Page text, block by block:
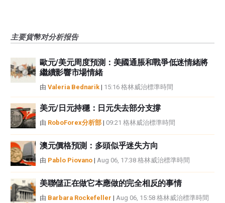
主要貨幣对分析报告
歐元/美元周度預測：美國通脹和戰爭低迷情緒將
繼續影響市場情緒
由 Valeria Bednarik | 15:16 格林威治標準時間
美元/日元持穩：日元失去部分支撐
由 RoboForex分析部 | 09:21 格林威治標準時間
澳元價格預測：多頭似乎迷失方向
由 Pablo Piovano | Aug 06, 17:38 格林威治標準時間
美聯儲正在做它本應做的完全相反的事情
由 Barbara Rockefeller | Aug 06, 15:58 格林威治標準時間